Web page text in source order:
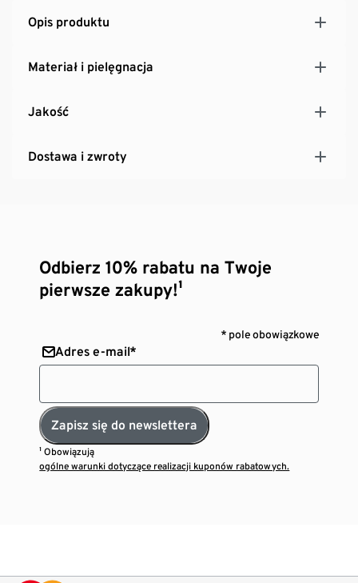
Opis produktu
Materiał i pielęgnacja
Jakość
Dostawa i zwroty
Odbierz 10% rabatu na Twoje
pierwsze zakupy!¹
* pole obowiązkowe
Adres e-mail*
Zapisz się do newslettera
¹ Obowiązują
ogólne warunki dotyczące realizacji kuponów rabatowych.